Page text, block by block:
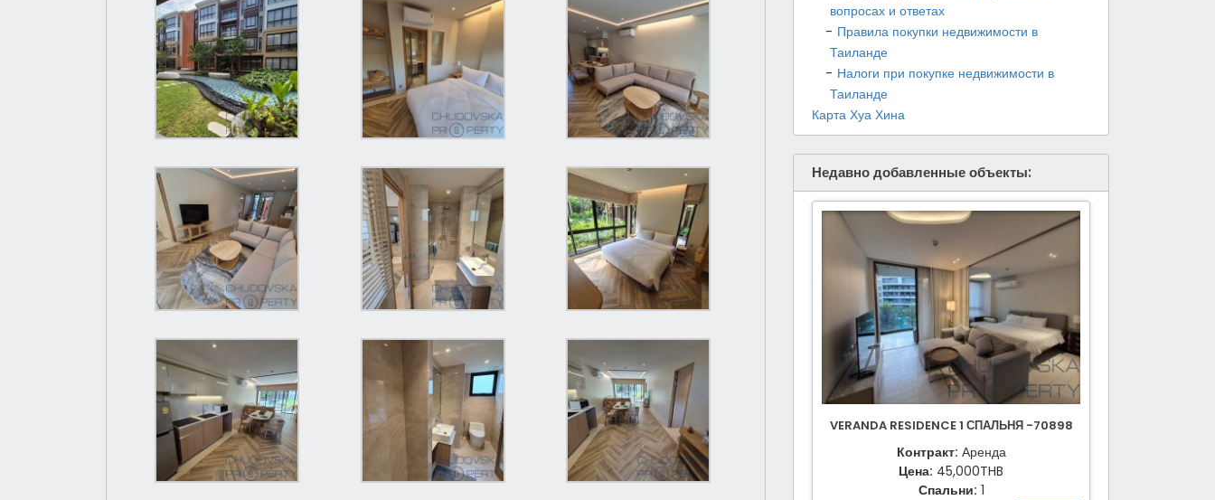
вопросах и ответах
Правила покупки недвижимости в
Таиланде
Налоги при покупке недвижимости в
Таиланде
Карта Хуа Хина
Недавно добавленные объекты:
VERANDA RESIDENCE 1 СПАЛЬНЯ -70898
Контракт: Аренда
Цена: 45,000THB
Спальни: 1